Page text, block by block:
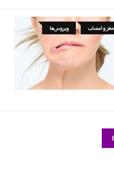
مغز و اعصاب ویروس‌ها
1